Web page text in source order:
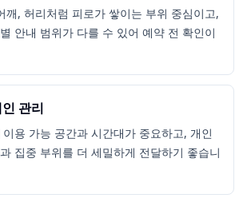
깨, 허리처럼 피로가 쌓이는 부위 중심이고,
안내 범위가 다를 수 있어 예약 전 확인이
관리
용 가능 공간과 시간대가 중요하고, 개인
집중 부위를 더 세밀하게 전달하기 좋습니